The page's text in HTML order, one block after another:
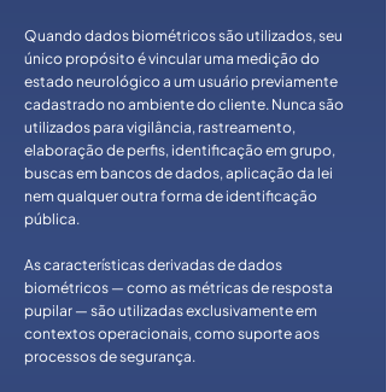
Quando dados biométricos são utilizados, seu
único propósito é vincular uma medição do
estado neurológico a um usuário previamente
cadastrado no ambiente do cliente. Nunca são
utilizados para vigilância, rastreamento,
elaboração de perfis, identificação em grupo,
buscas em bancos de dados, aplicação da lei
nem qualquer outra forma de identificação
pública.
As características derivadas de dados
biométricos — como as métricas de resposta
pupilar — são utilizadas exclusivamente em
contextos operacionais, como suporte aos
processos de segurança.